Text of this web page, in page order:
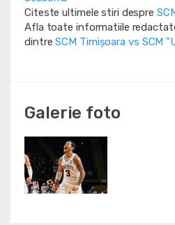
Citeste ultimele stiri despre
Afla toate informatiile
dintreSCM Timișoara vs SCM
Galerie foto